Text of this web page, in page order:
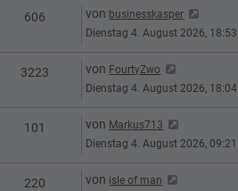
606 ZugriffeLetzter Beitrag
von businesskasper
Dienstag 4. August 2026, 18:53
3223 ZugriffeLetzter Beitrag
von FourtyZwo
Dienstag 4. August 2026, 18:04
101 ZugriffeLetzter Beitrag
von Markus713
Dienstag 4. August 2026, 09:21
220 ZugriffeLetzter Beitrag
von isle of man